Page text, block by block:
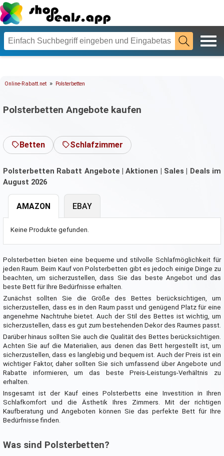
Online-Rabatt.net » Polsterbetten
Polsterbetten Angebote kaufen
Betten Schlafzimmer
Polsterbetten Rabatt Angebote | Aktionen | Sales | Deals im
August 2026
AMAZON
Keine Produkte gefunden.
EBAY
Polsterbetten bieten eine bequeme und stilvolle Schlafmöglichkeit für
jeden Raum. Beim Kauf von Polsterbetten gibt es jedoch einige Dinge zu
beachten, um sicherzustellen, dass Sie das beste Angebot und das
beste Bett für Ihre Bedürfnisse erhalten.
Zunächst sollten Sie die Größe des Bettes berücksichtigen, um
sicherzustellen, dass es in den Raum passt und genügend Platz für eine
angenehme Nachtruhe bietet. Auch der Stil des Bettes ist wichtig, um
sicherzustellen, dass es gut zum bestehenden Dekor des Raumes passt.
Darüber hinaus sollten Sie auch die Qualität des Bettes berücksichtigen.
Achten Sie auf die Materialien, aus denen das Bett hergestellt ist, um
sicherzustellen, dass es langlebig und bequem ist. Auch der Preis ist ein
wichtiger Faktor, daher sollten Sie sich umfassend über Angebote und
Rabatte informieren, um das beste Preis-Leistungs-Verhältnis zu
erhalten.
Insgesamt ist der Kauf eines Polsterbetts eine Investition in Ihren
Schlafkomfort und die Ästhetik Ihres Zimmers. Mit der richtigen
Kaufberatung und Angeboten können Sie das perfekte Bett für Ihre
Bedürfnisse finden.
Was sind Polsterbetten?